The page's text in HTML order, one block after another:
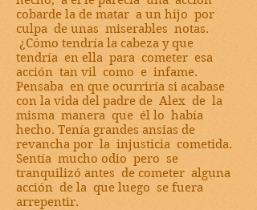
cobarde la de matar a un hijo por
culpa de unas miserables notas.
¿Cómo tendría la cabeza y que
tendría en ella para cometer esa
acción tan vil como e infame.
Pensaba en que ocurriría si acabase
con la vida del padre de Alex de la
misma manera que él lo había
hecho. Tenía grandes ansias de
revancha por la injusticia cometida.
Sentía mucho odio pero se
tranquilizó antes de cometer alguna
acción de la que luego se fuera
arrepentir.